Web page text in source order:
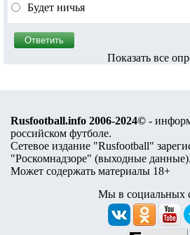
Будет ничья
Показать все
Rusfootball.info 2006-2024© -
российском футболе.
Сетевое издание "Rusfootball"
"Роскомнадзоре" (выходные данные).
Может содержать материалы 18+
Мы в социальных